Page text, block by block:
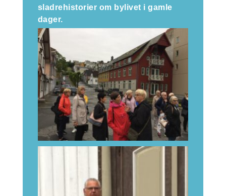
sladrehistorier om bylivet i gamle
dager.